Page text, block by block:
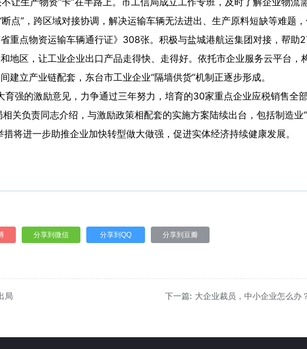
点”，跨区域对接协调，解决运输车辆无法进出、生产原料短缺等难题
重点物资运输车辆通行证》308张。积极与盐城港航运集团对接，帮助
地区，让工业企业出口产品走得快、走得好。依托市企业服务云平台，
建立产业链配套，东台市工业企业“隔墙供货”机制正逐步形成。
强的激励意见，力争通过三年努力，培育的30家重点企业应税销售全
关负责同志介绍，与激励政策相配套的实施方案陆续出台，包括制造业
将进一步助推企业加快转型做大做强，促进实体经济持续健康发展。
分享到微信 分享到QQ 分享到豆瓣
局 下一篇: 大企业裁员，中小企业怎么办